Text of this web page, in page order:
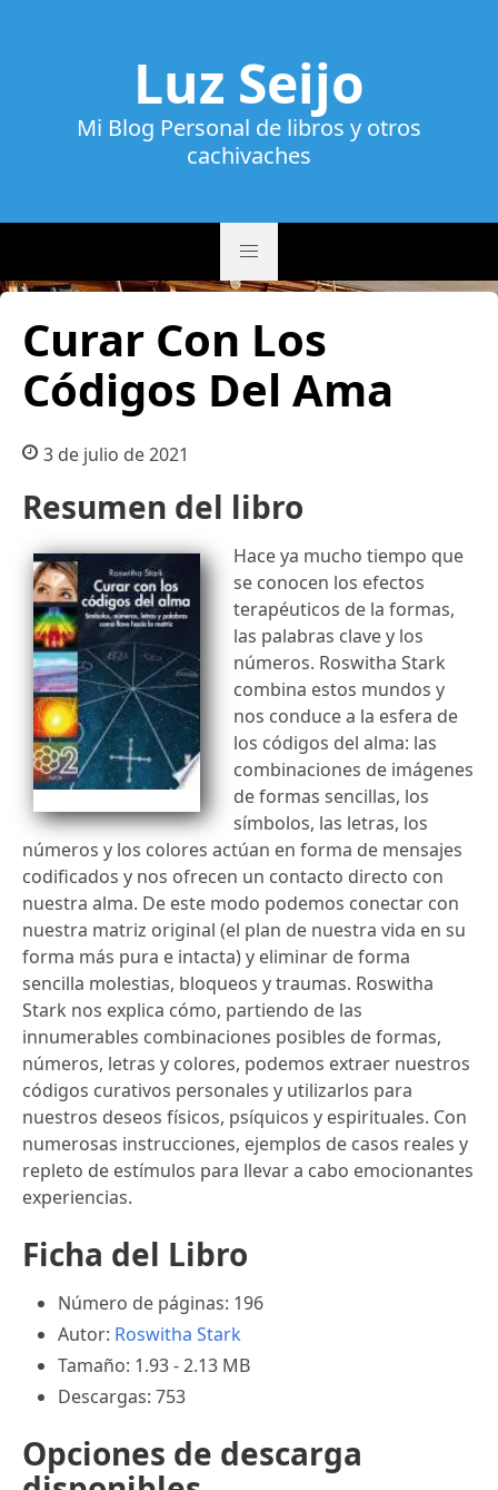
Luz Seijo
Mi Blog Personal de libros y otros
cachivaches
Curar Con Los
Códigos Del Ama
3 de julio de 2021
Resumen del libro
Hace ya mucho tiempo que
se conocen los efectos
terapéuticos de la formas,
las palabras clave y los
números. Roswitha Stark
combina estos mundos y
nos conduce a la esfera de
los códigos del alma: las
combinaciones de imágenes
de formas sencillas, los
símbolos, las letras, los
números y los colores actúan en forma de mensajes
codificados y nos ofrecen un contacto directo con
nuestra alma. De este modo podemos conectar con
nuestra matriz original (el plan de nuestra vida en su
forma más pura e intacta) y eliminar de forma
sencilla molestias, bloqueos y traumas. Roswitha
Stark nos explica cómo, partiendo de las
innumerables combinaciones posibles de formas,
números, letras y colores, podemos extraer nuestros
códigos curativos personales y utilizarlos para
nuestros deseos físicos, psíquicos y espirituales. Con
numerosas instrucciones, ejemplos de casos reales y
repleto de estímulos para llevar a cabo emocionantes
experiencias.
Ficha del Libro
Número de páginas: 196
Autor: Roswitha Stark
Tamaño: 1.93 - 2.13 MB
Descargas: 753
Opciones de descarga